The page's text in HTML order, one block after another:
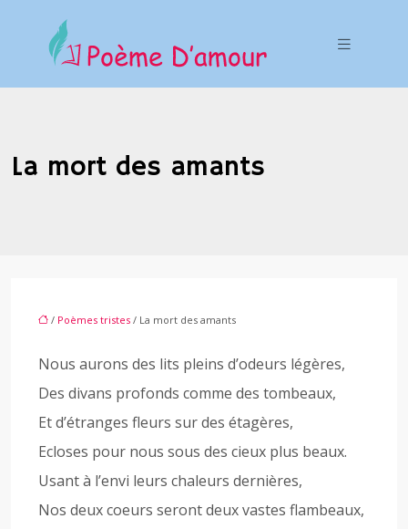
La mort des amants
/ Poèmes tristes / La mort des amants
Nous aurons des lits pleins d’odeurs légères,
Des divans profonds comme des tombeaux,
Et d’étranges fleurs sur des étagères,
Ecloses pour nous sous des cieux plus beaux.
Usant à l’envi leurs chaleurs dernières,
Nos deux coeurs seront deux vastes flambeaux,